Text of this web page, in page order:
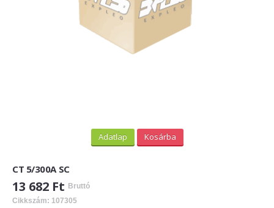
Adatlap Kosárba
CT 5/300A SC
13 682 Ft Bruttó
Cikkszám: 107305